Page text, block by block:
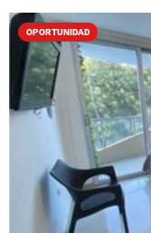
OPORTUNIDAD